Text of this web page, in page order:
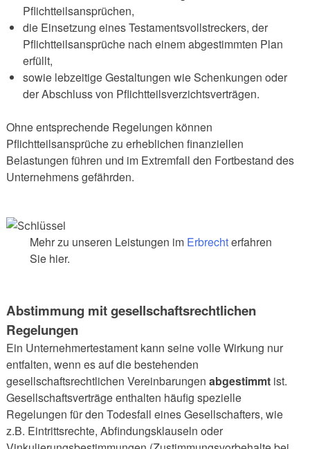
Pflichtteilsansprüchen,
die Einsetzung eines Testamentsvollstreckers, der
Pflichtteilsansprüche nach einem abgestimmten Plan
erfüllt,
sowie lebzeitige Gestaltungen wie Schenkungen oder
der Abschluss von Pflichtteilsverzichtsverträgen.
Ohne entsprechende Regelungen können
Pflichtteilsansprüche zu erheblichen finanziellen
Belastungen führen und im Extremfall den Fortbestand des
Unternehmens gefährden.
Mehr zu unseren Leistungen im Erbrechterfahren
Sie hier.
Abstimmung mit gesellschaftsrechtlichen
Regelungen
Ein Unternehmertestament kann seine volle Wirkung nur
entfalten, wenn es auf die bestehenden
gesellschaftsrechtlichen Vereinbarungen abgestimmt ist.
Gesellschaftsverträge enthalten häufig spezielle
Regelungen für den Todesfall eines Gesellschafters, wie
z.B. Eintrittsrechte, Abfindungsklauseln oder